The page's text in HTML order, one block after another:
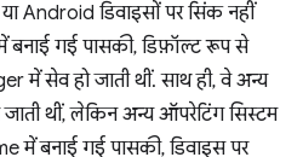
Android डिवाइसों पर सिंक नहीं
बनाई गई पासकी, डिफ़ॉल्ट रूप से
में सेव हो जाती थीं. साथ ही, वे अन्य
थीं, लेकिन अन्य ऑपरेटिंग सिस्टम
में बनाई गई पासकी, डिवाइस पर